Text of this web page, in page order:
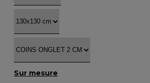
Sur mesure